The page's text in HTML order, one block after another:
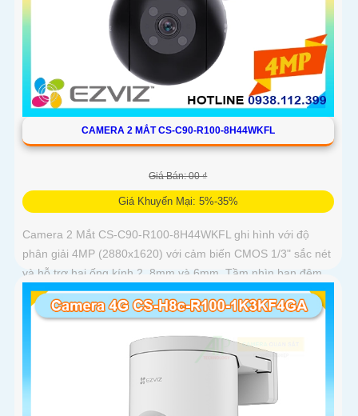
CAMERA 2 MẮT CS-C90-R100-8H44WKFL
Giá Bán: 00 ₫
Giá Khuyến Mại: 5%-35%
Camera 2 Mắt CS-C90-R100-8H44WKFL ghi hình với độ
phân giải 4MP (2880x1620) với cảm biến CMOS 1/3" sắc nét
và hỗ trợ hai ống kính 2. 8mm và 6mm. Tầm nhìn ban đêm
IR 30m và ban...